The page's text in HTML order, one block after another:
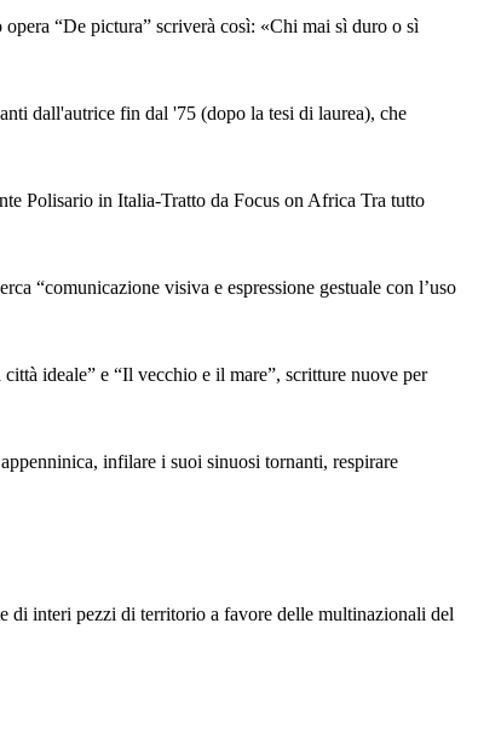
“De pictura” scriverà così: «Chi mai sì duro o sì
dall'autrice fin dal '75 (dopo la tesi di laurea), che
Polisario in Italia-Tratto da Focus on Africa Tra tutto
“comunicazione visiva e espressione gestuale con l’uso
ideale” e “Il vecchio e il mare”, scritture nuove per
infilare i suoi sinuosi tornanti, respirare
di interi pezzi di territorio a favore delle multinazionali del